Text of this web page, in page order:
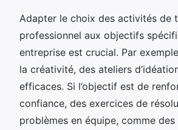
Adapter le choix des activités de
professionnel aux objectifs
entreprise est crucial. Par
la créativité, des ateliers
efficaces. Si l’objectif est de
confiance, des exercices de
problèmes en équipe, comme